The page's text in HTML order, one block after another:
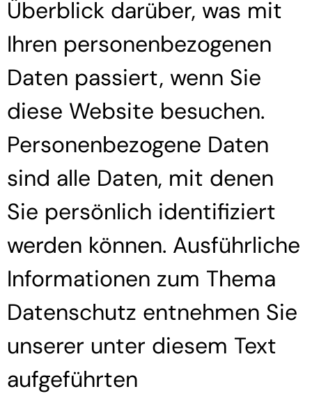
Überblick darüber, was mit
Ihren personenbezogenen
Daten passiert, wenn Sie
diese Website besuchen.
Personenbezogene Daten
sind alle Daten, mit denen
Sie persönlich identifiziert
werden können. Ausführliche
Informationen zum Thema
Datenschutz entnehmen Sie
unserer unter diesem Text
aufgeführten